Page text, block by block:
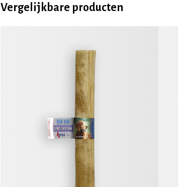
Vergelijkbare producten